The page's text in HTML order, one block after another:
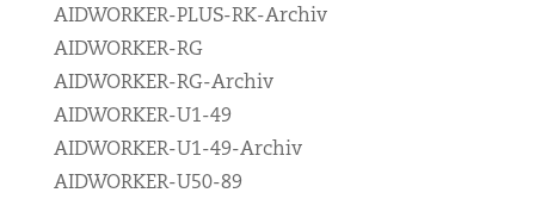
AIDWORKER-PLUS-RK-Archiv
AIDWORKER-RG
AIDWORKER-RG-Archiv
AIDWORKER-U1-49
AIDWORKER-U1-49-Archiv
AIDWORKER-U50-89